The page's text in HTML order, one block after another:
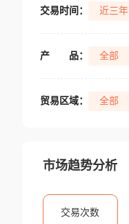
交易时间： 近三年
产 品： 全部
贸易区域： 全部
市场趋势分析
交易次数